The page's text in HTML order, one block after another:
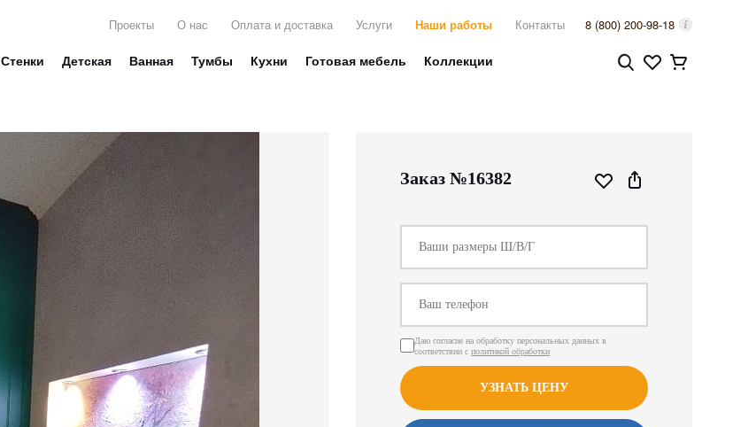
Проекты О нас Оплата и доставка Услуги Наши работы Контакты 8 (800) 200-98-18
Стенки Детская Ванная Тумбы Кухни Готовая мебель Коллекции
Заказ №16382
Даю согласие на обработку персональных данных в
соответствии с политикой обработки
УЗНАТЬ ЦЕНУ